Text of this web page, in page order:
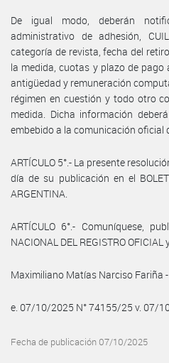
De igual modo, deberán
administrativo de adhesión,
categoría de revista, fecha del
la medida, cuotas y plazo de
antigüedad y remuneración
régimen en cuestión y todo otro
medida. Dicha información
embebido a la comunicación oficial
ARTÍCULO 5°.- La presente
día de su publicación en el
ARGENTINA.
ARTÍCULO 6°.- Comuníquese,
NACIONAL DEL REGISTRO OFICIAL
Maximiliano Matías Narciso Fariña
e. 07/10/2025 N° 74155/25 v. 07/
Fecha de publicación 07/10/2025